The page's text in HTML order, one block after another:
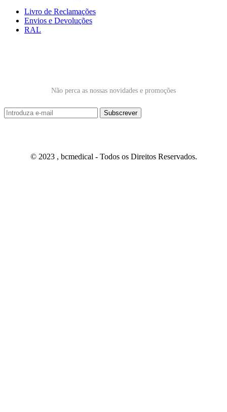
Livro de Reclamações
Envios e Devoluções
RAL
Não perca as nossas novidades e promoções
© 2023 , bcmedical - Todos os Direitos Reservados.